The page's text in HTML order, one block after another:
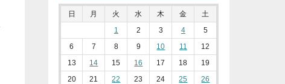
日 月 火 水 木 金 土
1 2 3 4
5
6
7 8 9 10 11
12
13
14 15 16 17 18
19
20
21 22 23 24 25
26